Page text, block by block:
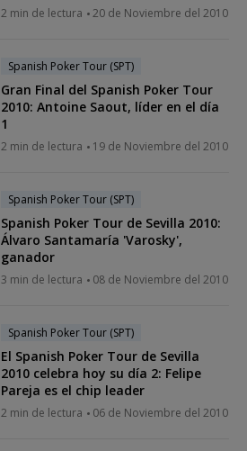
2 min de lectura 20 de Noviembre del 2010
Spanish Poker Tour (SPT)
Gran Final del Spanish Poker Tour
2010: Antoine Saout, líder en el día
1
2 min de lectura 19 de Noviembre del 2010
Spanish Poker Tour (SPT)
Spanish Poker Tour de Sevilla 2010:
Álvaro Santamaría 'Varosky',
ganador
3 min de lectura 08 de Noviembre del 2010
Spanish Poker Tour (SPT)
El Spanish Poker Tour de Sevilla
2010 celebra hoy su día 2: Felipe
Pareja es el chip leader
2 min de lectura 06 de Noviembre del 2010